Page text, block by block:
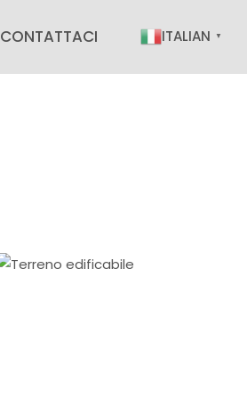
CONTATTACI ITALIAN ▼